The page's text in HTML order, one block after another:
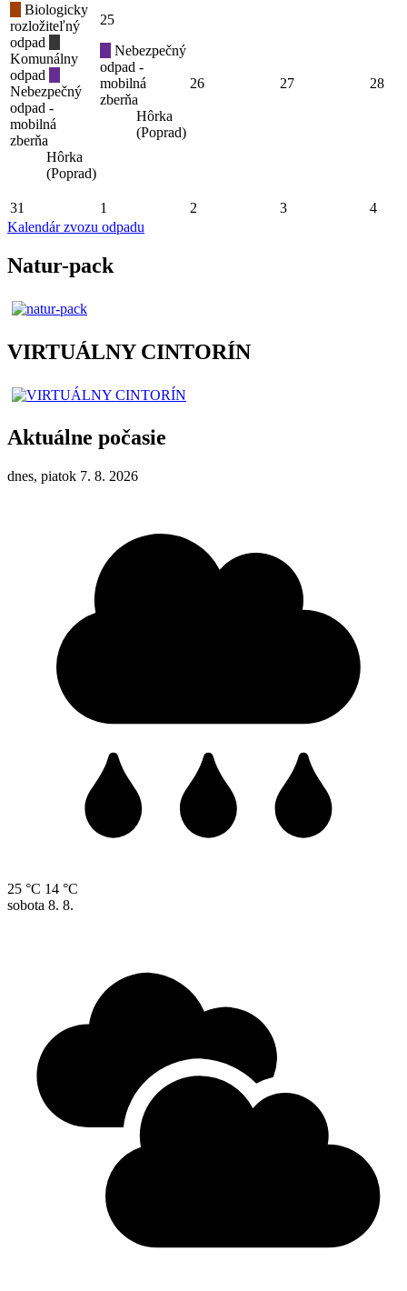
Biologicky
rozložiteľný
odpad
Komunálny
odpad
Nebezpečný
odpad -
mobilná
zberňa
Hôrka
(Poprad)
25
Nebezpečný
odpad -
mobilná
zberňa
Hôrka
(Poprad)
26 27 28
31 1 2 3
4
Kalendár zvozu odpadu
Natur-pack
VIRTUÁLNY CINTORÍN
Aktuálne počasie
dnes, piatok 7. 8. 2026
25 °C 14 °C
sobota 8. 8.